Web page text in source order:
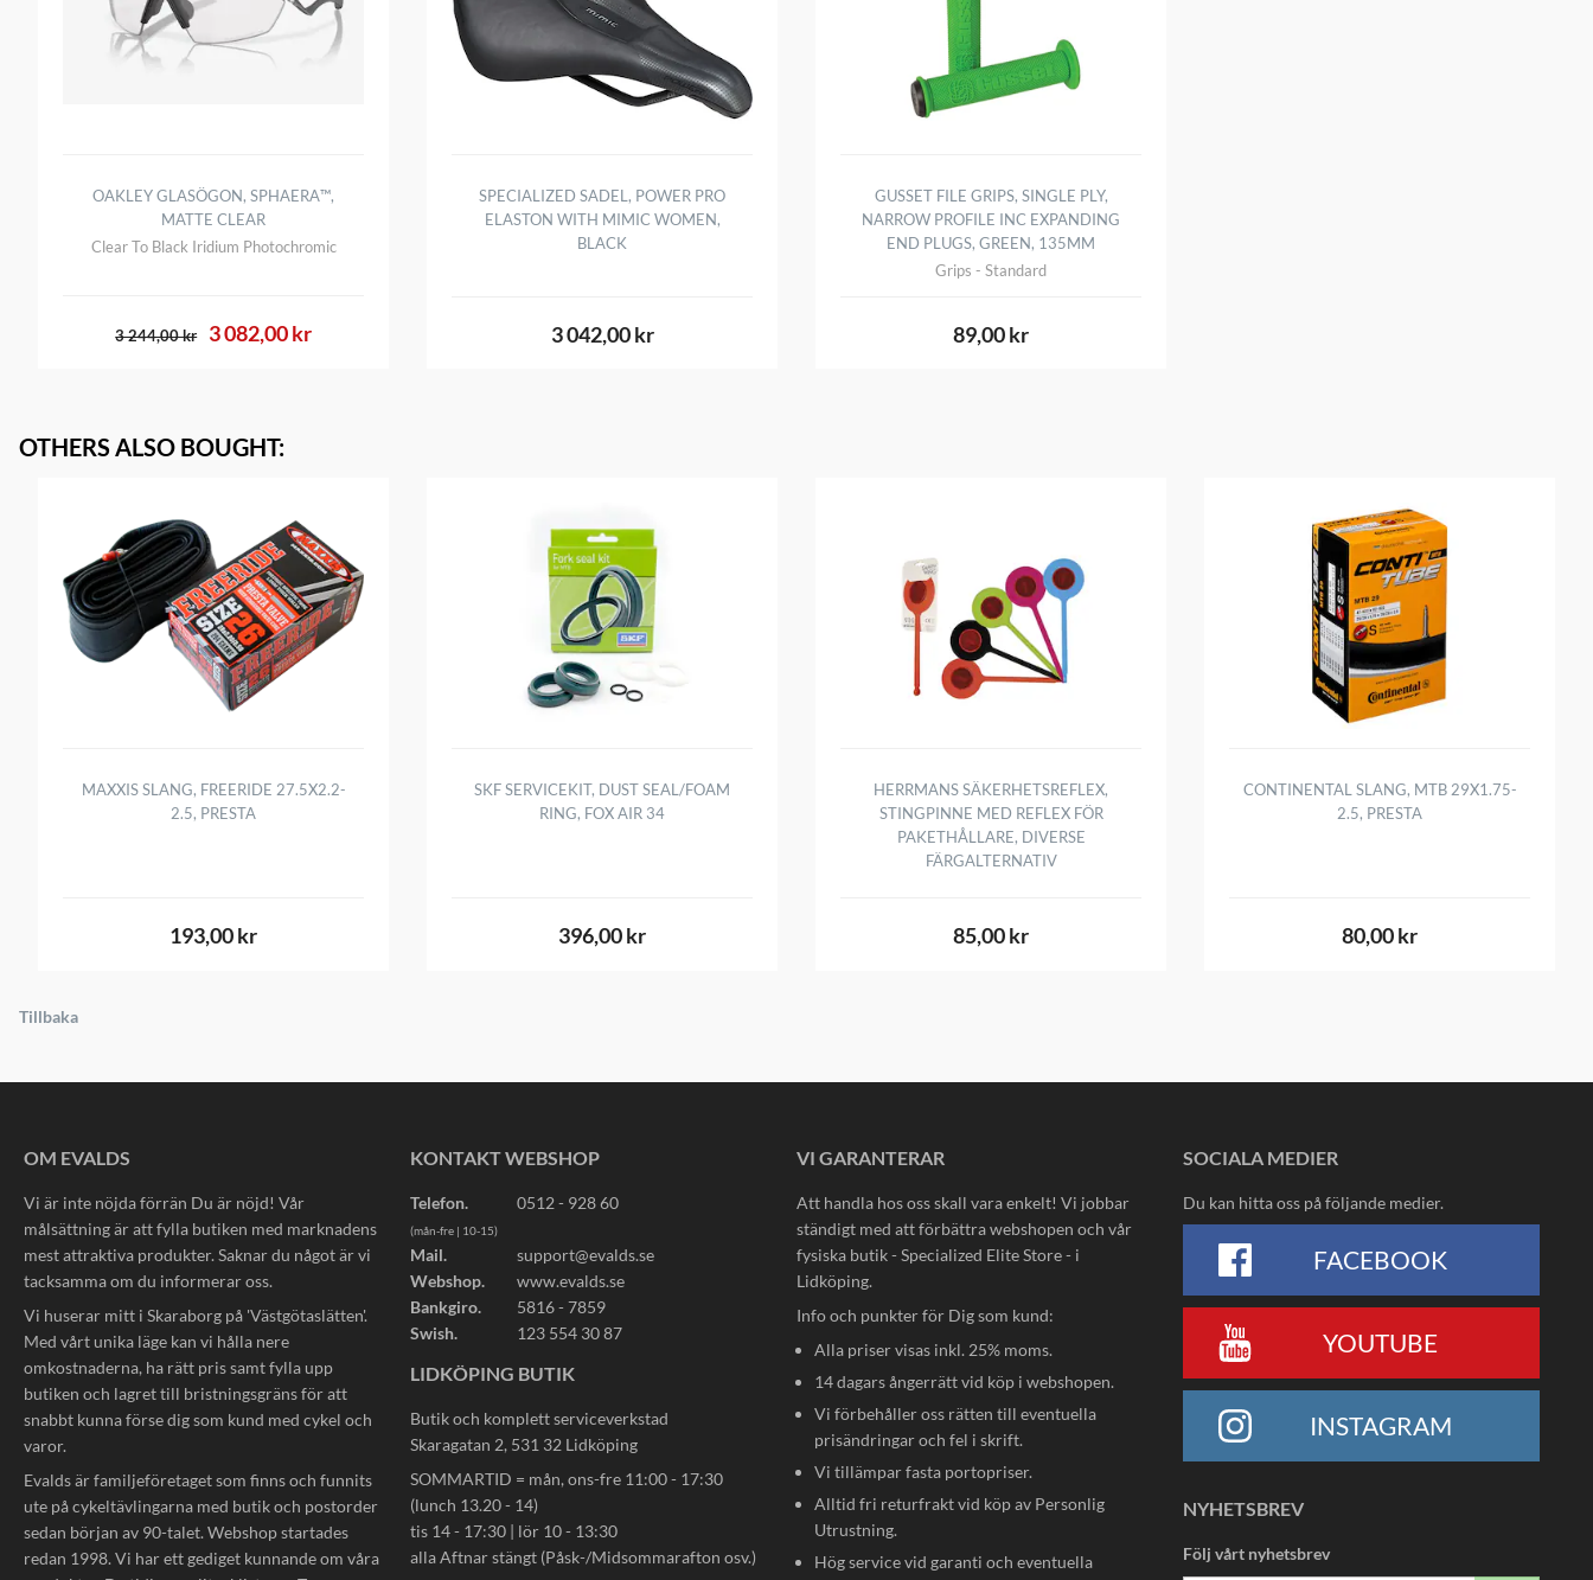
OAKLEY GLASÖGON, SPHAERA™️,
MATTE CLEAR
Clear To Black Iridium Photochromic
3 082,00 kr
3 244,00 kr
SPECIALIZED SADEL, POWER PRO
ELASTON WITH MIMIC WOMEN,
BLACK
3 042,00 kr
GUSSET FILE GRIPS, SINGLE PLY,
NARROW PROFILE INC EXPANDING
END PLUGS, GREEN, 135MM
Grips - Standard
89,00 kr
OTHERS ALSO BOUGHT:
MAXXIS SLANG, FREERIDE 27.5X2.2-
2.5, PRESTA
193,00 kr
SKF SERVICEKIT, DUST SEAL/FOAM
RING, FOX AIR 34
396,00 kr
HERRMANS SÄKERHETSREFLEX,
STINGPINNE MED REFLEX FÖR
PAKETHÅLLARE, DIVERSE
FÄRGALTERNATIV
85,00 kr
CONTINENTAL SLANG, MTB 29X1.75-
2.5, PRESTA
80,00 kr
Tillbaka
OM EVALDS
Vi är inte nöjda förrän Du är nöjd! Vår
målsättning är att fylla butiken med marknadens
mest attraktiva produkter. Saknar du något är vi
tacksamma om du informerar oss.
Vi huserar mitt i Skaraborg på 'Västgötaslätten'.
Med vårt unika läge kan vi hålla nere
omkostnaderna, ha rätt pris samt fylla upp
butiken och lagret till bristningsgräns för att
snabbt kunna förse dig som kund med cykel och
varor.
Evalds är familjeföretaget som finns och funnits
ute på cykeltävlingarna med butik och postorder
sedan början av 90-talet. Webshop startades
redan 1998. Vi har ett gediget kunnande om våra
KONTAKT WEBSHOP
Telefon. 0512 - 928 60
(mån-fre | 10-15)
Mail.
support@evalds.se
Webshop.
www.evalds.se
Bankgiro.
5816 - 7859
Swish.
123 554 30 87
LIDKÖPING BUTIK
Butik och komplett serviceverkstad
Skaragatan 2, 531 32 Lidköping
SOMMARTID = mån, ons-fre 11:00 - 17:30
(lunch 13.20 - 14)
tis 14 - 17:30 | lör 10 - 13:30
alla Aftnar stängt (Påsk-/Midsommarafton osv.)
VI GARANTERAR
Att handla hos oss skall vara enkelt! Vi jobbar
ständigt med att förbättra webshopen och vår
fysiska butik - Specialized Elite Store - i
Lidköping.
Info och punkter för Dig som kund:
Alla priser visas inkl. 25% moms.
14 dagars ångerrätt vid köp i webshopen.
Vi förbehåller oss rätten till eventuella
prisändringar och fel i skrift.
Vi tillämpar fasta portopriser.
Alltid fri returfrakt vid köp av Personlig
Utrustning.
Hög service vid garanti och eventuella
SOCIALA MEDIER
Du kan hitta oss på följande medier.
FACEBOOK
YOUTUBE
INSTAGRAM
NYHETSBREV
Följ vårt nyhetsbrev